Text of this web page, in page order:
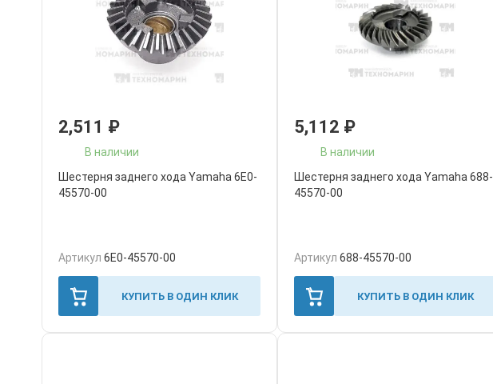
2,511 ₽
В наличии
Шестерня заднего хода Yamaha 6E0-
45570-00
Артикул 6E0-45570-00
КУПИТЬ В ОДИН КЛИК
5,112 ₽
В наличии
Шестерня заднего хода Yamaha 688-
45570-00
Артикул 688-45570-00
КУПИТЬ В ОДИН КЛИК